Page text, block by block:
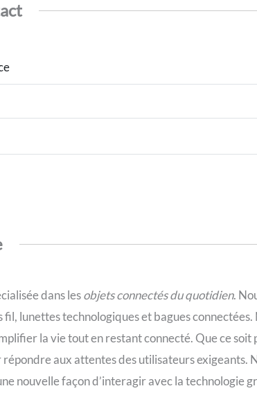
dans lesobjets connectés du quotidien.
lunettes technologiques et bagues
la vie tout en restant connecté. Que ce soit
aux attentes des utilisateurs exigeants.
nouvelle façon d’interagir avec la technologie